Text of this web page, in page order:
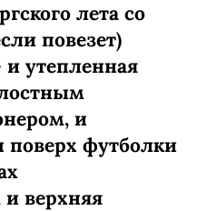
лета со
повезет)
утепленная
и
футболки
и верхняя